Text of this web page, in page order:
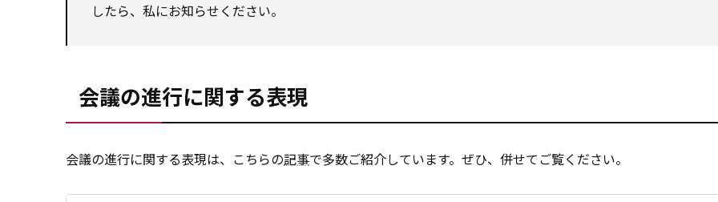
したら、私にお知らせください。
会議の進行に関する表現
会議の進行に関する表現は、こちらの記事で多数ご紹介しています。ぜひ、併せてご覧ください。